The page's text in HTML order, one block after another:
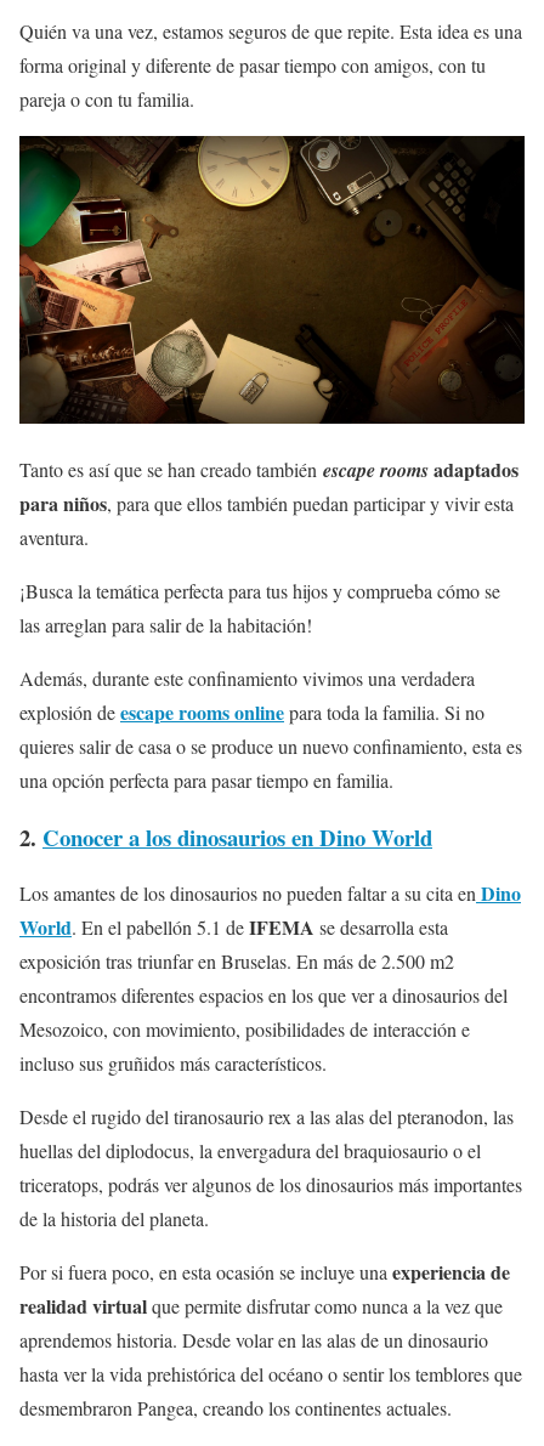
Quién va una vez, estamos seguros de que repite. Esta idea es una
forma original y diferente de pasar tiempo con amigos, con tu
pareja o con tu familia.
Tanto es así que se han creado también escape roomsadaptados
para niños, para que ellos también puedan participar y vivir esta
aventura.
¡Busca la temática perfecta para tus hijos y comprueba cómo se
las arreglan para salir de la habitación!
Además, durante este confinamiento vivimos una verdadera
explosión deescape rooms onlinepara toda la familia. Si no
quieres salir de casa o se produce un nuevo confinamiento, esta es
una opción perfecta para pasar tiempo en familia.
2. Conocer a los dinosaurios en Dino World
Los amantes de los dinosaurios no pueden faltar a su cita enDino
World. En el pabellón 5.1 deIFEMA se desarrolla esta
exposición tras triunfar en Bruselas. En más de 2.500 m2
encontramos diferentes espacios en los que ver a dinosaurios del
Mesozoico, con movimiento, posibilidades de interacción e
incluso sus gruñidos más característicos.
Desde el rugido del tiranosaurio rex a las alas del pteranodon, las
huellas del diplodocus, la envergadura del braquiosaurio o el
triceratops, podrás ver algunos de los dinosaurios más importantes
de la historia del planeta.
Por si fuera poco, en esta ocasión se incluye unaexperiencia de
realidad virtualque permite disfrutar como nunca a la vez que
aprendemos historia. Desde volar en las alas de un dinosaurio
hasta ver la vida prehistórica del océano o sentir los temblores que
desmembraron Pangea, creando los continentes actuales.